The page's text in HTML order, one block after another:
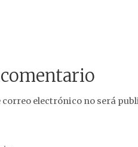
correo electrónico no será